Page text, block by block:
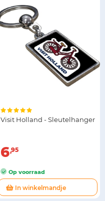
Visit Holland - Sleutelhanger
6 95
Op voorraad
In winkelmandje